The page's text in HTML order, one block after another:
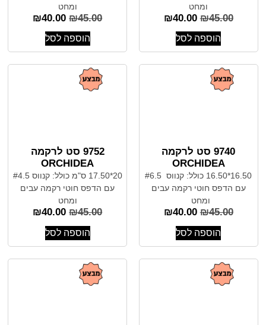
ומחט
₪45.00
₪40.00
הוספה לסל
ומחט
₪45.00
₪40.00
הוספה לסל
9740 סט לרקמה
ORCHIDEA
16.50*16.50 כולל: קנווס #6.5
עם הדפס חוטי רקמה עבים
ומחט
₪45.00
₪40.00
הוספה לסל
9752 סט לרקמה
ORCHIDEA
20*17.50 ס"מ כולל: קנווס #4.5
עם הדפס חוטי רקמה עבים
ומחט
₪45.00
₪40.00
הוספה לסל